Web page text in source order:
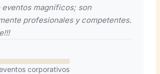
eventos magníficos; son
profesionales y competentes.
corporativos